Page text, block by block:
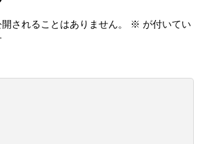
されることはありません。 ※ が付いてい